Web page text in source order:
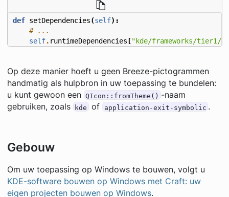
def setDependencies(self):
# ...
self. runtimeDependencies ["kde/frameworks/tier1/
Op deze manier hoeft u geen Breeze-pictogrammen
handmatig als hulpbron in uw toepassing te bundelen:
u kunt gewoon een QIcon::fromTheme() -naam
gebruiken, zoals
kde of application-exit-symbolic .
Gebouw
Om uw toepassing op Windows te bouwen, volgt u
KDE-software bouwen op Windows met Craft: uw
eigen projecten bouwen op Windows.